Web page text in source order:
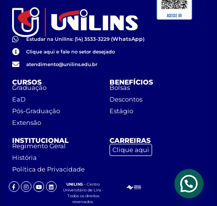
Estudar na Unilins: (14) 3533-3229 (WhatsApp)
Clique aqui e fale no setor desejado
atendimento@unilins.edu.br
CURSOS
Graduação
EaD
Pós-Graduação
Extensão
BENEFÍCIOS
Bolsas
Descontos
Estágio
INSTITUCIONAL
Regimento Geral
História
Política de Privacidade
CARREIRAS
Clique aqui
UNILINS – Centro
Universitário de Lins •
Todos os direitos
reservados.